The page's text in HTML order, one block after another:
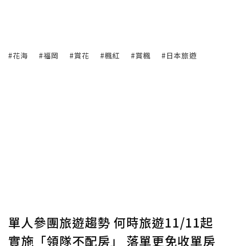
#花海 #福岡 #賞花 #楓紅 #賞楓 #日本旅遊
單人參團旅遊趨勢 何時旅遊11/11起
實施「領隊不配房」 落單更免收單房